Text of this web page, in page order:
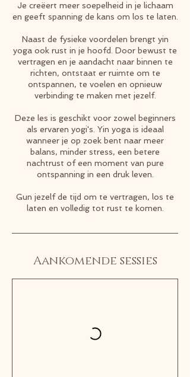
Je creëert meer soepelheid in je lichaam
en geeft spanning de kans om los te laten.
Naast de fysieke voordelen brengt yin
yoga ook rust in je hoofd. Door bewust te
vertragen en je aandacht naar binnen te
richten, ontstaat er ruimte om te
ontspannen, te voelen en opnieuw
verbinding te maken met jezelf.
Deze les is geschikt voor zowel beginners
als ervaren yogi's. Yin yoga is ideaal
wanneer je op zoek bent naar meer
balans, minder stress, een betere
nachtrust of een moment van pure
ontspanning in een druk leven.
Gun jezelf de tijd om te vertragen, los te
laten en volledig tot rust te komen.
Aankomende sessies